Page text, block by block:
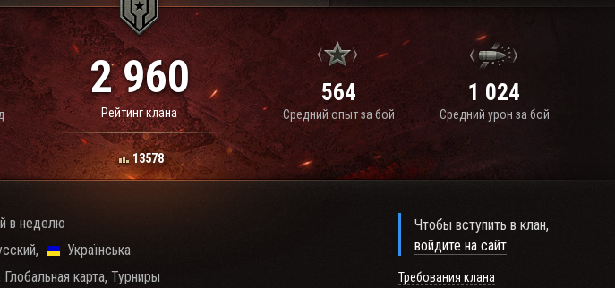
2 960
Рейтинг клана
13578
564
Средний опыт за бой
1 024
Средний урон за бой
в неделю
Українська
карта, Турниры
Чтобы вступить в клан,
войдите на сайт.
Требования клана